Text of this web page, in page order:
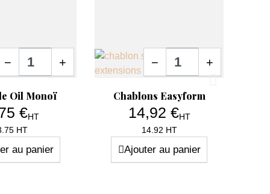
Oil Monoï
Prix
€HT
HT
− +
au panier
Aperçu rapide
Chablons Easyform
Prix
14,92 €HT
14.92 HT
Quantité
− +
Ajouter au panier